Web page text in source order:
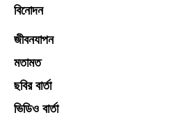
বিনোদন
জীবনযাপন
মতামত
ছবির বার্তা
ভিডিও বার্তা